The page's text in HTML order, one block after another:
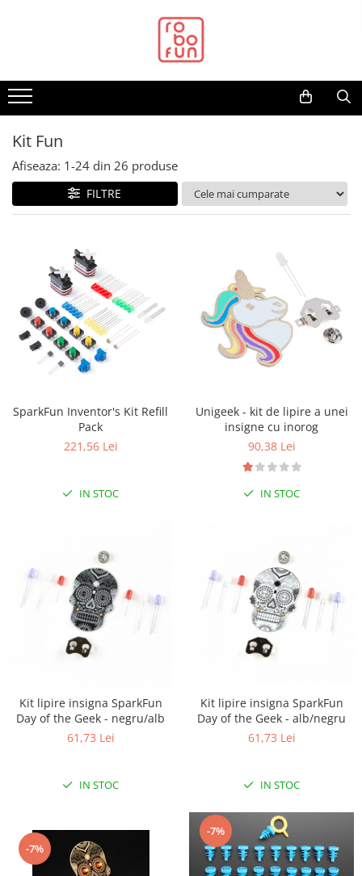
Arduino Original
Arduino Compatibil
Raspberry PI
Alimentare
Racire
Cabluri si Conectori
Camera
Cutii
Adaptoare si convertoare
Datalogger
LCD
Multiplexor
Releu
RS-232
Accesorii
Antene
Kit Fun
Afiseaza: 1-24 din 26 produse
FILTRE
SparkFun Inventor's Kit Refill
Pack
221,56 Lei
IN STOC
Unigeek - kit de lipire a unei
insigne cu inorog
90,38 Lei
IN STOC
Kit lipire insigna SparkFun
Day of the Geek - negru/alb
61,73 Lei
IN STOC
Kit lipire insigna SparkFun
Day of the Geek - alb/negru
61,73 Lei
IN STOC
-7%
-7%